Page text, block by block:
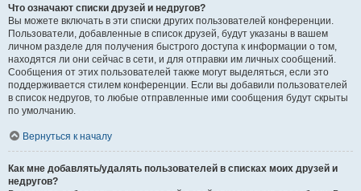
Что означают списки друзей и недругов?
Вы можете включать в эти списки других пользователей конференции.
Пользователи, добавленные в список друзей, будут указаны в вашем
личном разделе для получения быстрого доступа к информации о том,
находятся ли они сейчас в сети, и для отправки им личных сообщений.
Сообщения от этих пользователей также могут выделяться, если это
поддерживается стилем конференции. Если вы добавили пользователей
в список недругов, то любые отправленные ими сообщения будут скрыты
по умолчанию.
Вернуться к началу
Как мне добавлять/удалять пользователей в списках моих друзей и
недругов?